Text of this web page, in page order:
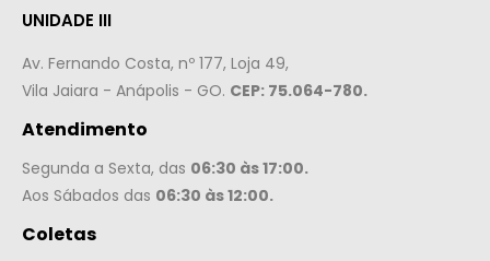
UNIDADE III
Av. Fernando Costa, nº 177, Loja 49,
Vila Jaiara - Anápolis - GO. CEP: 75.064-780.
Atendimento
Segunda a Sexta, das 06:30 às 17:00.
Aos Sábados das 06:30 às 12:00.
Coletas